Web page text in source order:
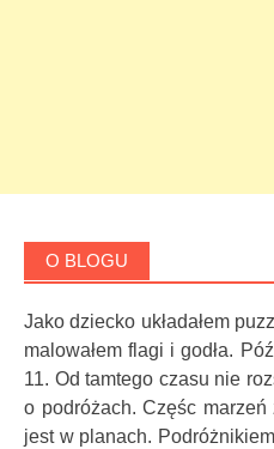
O BLOGU
Jako dziecko układałem
malowałem flagi i godła.
11. Od tamtego czasu nie
o podróżach. Częśc marzeń
jest w planach.